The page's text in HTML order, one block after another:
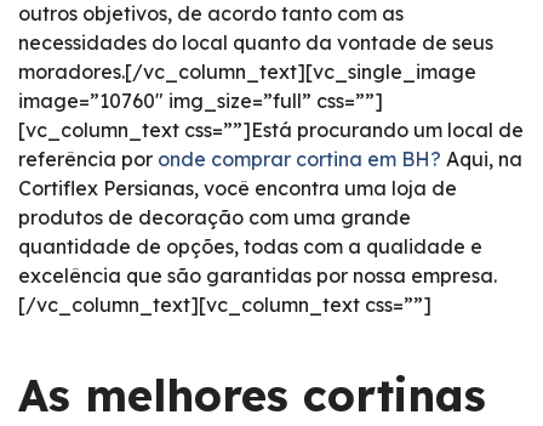
outros objetivos, de acordo tanto com as
necessidades do local quanto da vontade de seus
moradores.[/vc_column_text][vc_single_image
image=”10760″ img_size=”full” css=””]
[vc_column_text css=””]Está procurando um local de
referência por onde comprar cortina em BH? Aqui, na
Cortiflex Persianas, você encontra uma loja de
produtos de decoração com uma grande
quantidade de opções, todas com a qualidade e
excelência que são garantidas por nossa empresa.
[/vc_column_text][vc_column_text css=””]
As melhores cortinas